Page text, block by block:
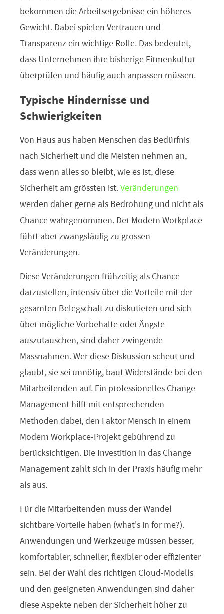
bekommen die Arbeitsergebnisse ein höheres
Gewicht. Dabei spielen Vertrauen und
Transparenz ein wichtige Rolle. Das bedeutet,
dass Unternehmen ihre bisherige Firmenkultur
überprüfen und häufig auch anpassen müssen.
Typische Hindernisse und
Schwierigkeiten
Von Haus aus haben Menschen das Bedürfnis
nach Sicherheit und die Meisten nehmen an,
dass wenn alles so bleibt, wie es ist, diese
Sicherheit am grössten ist. Veränderungen
werden daher gerne als Bedrohung und nicht als
Chance wahrgenommen. Der Modern Workplace
führt aber zwangsläufig zu grossen
Veränderungen.
Diese Veränderungen frühzeitig als Chance
darzustellen, intensiv über die Vorteile mit der
gesamten Belegschaft zu diskutieren und sich
über mögliche Vorbehalte oder Ängste
auszutauschen, sind daher zwingende
Massnahmen. Wer diese Diskussion scheut und
glaubt, sie sei unnötig, baut Widerstände bei den
Mitarbeitenden auf. Ein professionelles Change
Management hilft mit entsprechenden
Methoden dabei, den Faktor Mensch in einem
Modern Workplace-Projekt gebührend zu
berücksichtigen. Die Investition in das Change
Management zahlt sich in der Praxis häufig mehr
als aus.
Für die Mitarbeitenden muss der Wandel
sichtbare Vorteile haben (what’s in for me?).
Anwendungen und Werkzeuge müssen besser,
komfortabler, schneller, flexibler oder effizienter
sein. Bei der Wahl des richtigen Cloud-Modells
und den geeigneten Anwendungen sind daher
diese Aspekte neben der Sicherheit höher zu